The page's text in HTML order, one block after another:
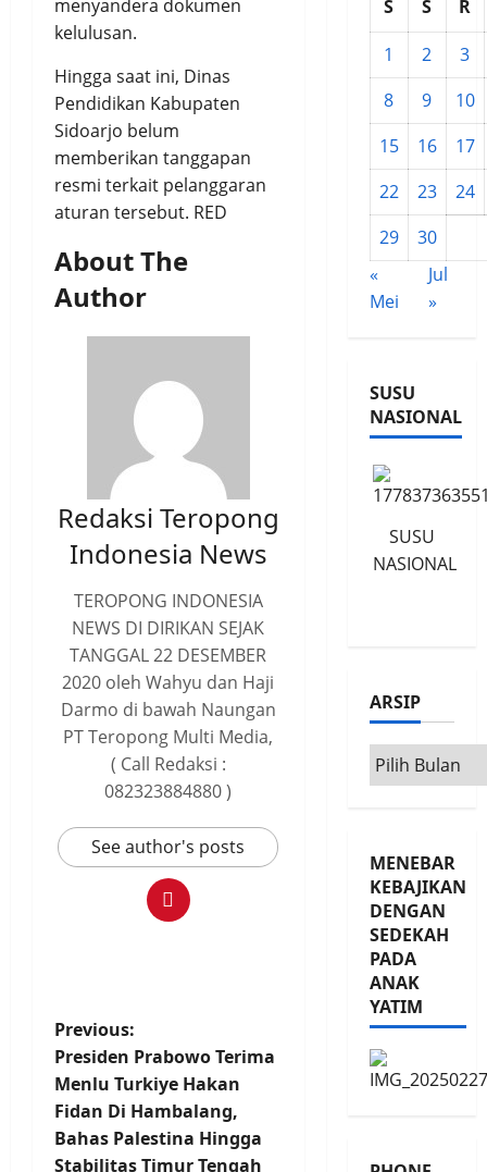
menyandera dokumen
kelulusan.
Hingga saat ini, Dinas
Pendidikan Kabupaten
Sidoarjo belum
memberikan tanggapan
resmi terkait pelanggaran
aturan tersebut. RED
About The
Author
Redaksi Teropong
Indonesia News
TEROPONG INDONESIA
NEWS DI DIRIKAN SEJAK
TANGGAL 22 DESEMBER
2020 oleh Wahyu dan Haji
Darmo di bawah Naungan
PT Teropong Multi Media,
( Call Redaksi :
082323884880 )
See author's posts
P
o
s
Previous:
Presiden Prabowo Terima
Menlu Turkiye Hakan
Fidan Di Hambalang,
Bahas Palestina Hingga
Stabilitas Timur Tengah
S S
R
1
2
3
8
9
10
15
16
17
22
23
24
29
30
«
Mei
Jul
»
SUSU
NASIONAL
SUSU
NASIONAL
ARSIP
Arsip
MENEBAR
KEBAJIKAN
DENGAN
SEDEKAH
PADA
ANAK
YATIM